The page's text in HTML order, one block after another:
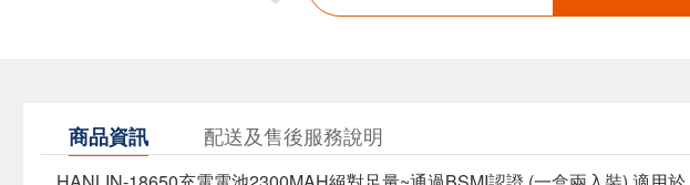
商品資訊 配送及售後服務說明